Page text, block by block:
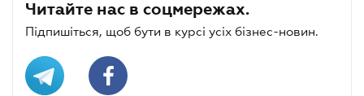
Читайте нас в соцмережах.
Підпишіться, щоб бути в курсі усіх бізнес-новин.